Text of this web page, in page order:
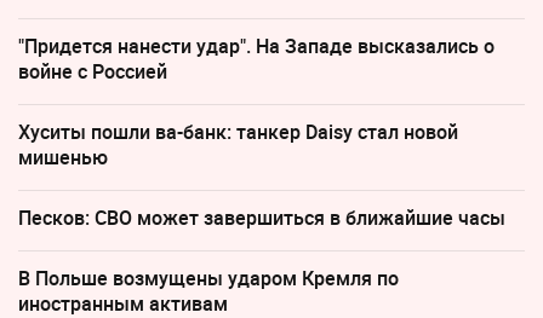
"Придется нанести удар". На Западе высказались о
войне с Россией
Хуситы пошли ва-банк: танкер Daisy стал новой
мишенью
Песков: СВО может завершиться в ближайшие часы
В Польше возмущены ударом Кремля по
иностранным активам